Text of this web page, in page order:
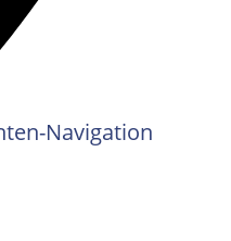
Navigation